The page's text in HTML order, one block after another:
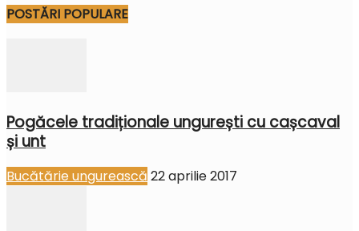
POSTĂRI POPULARE
Pogăcele tradiționale ungurești cu cașcaval
și unt
Bucătărie ungurească 22 aprilie 2017